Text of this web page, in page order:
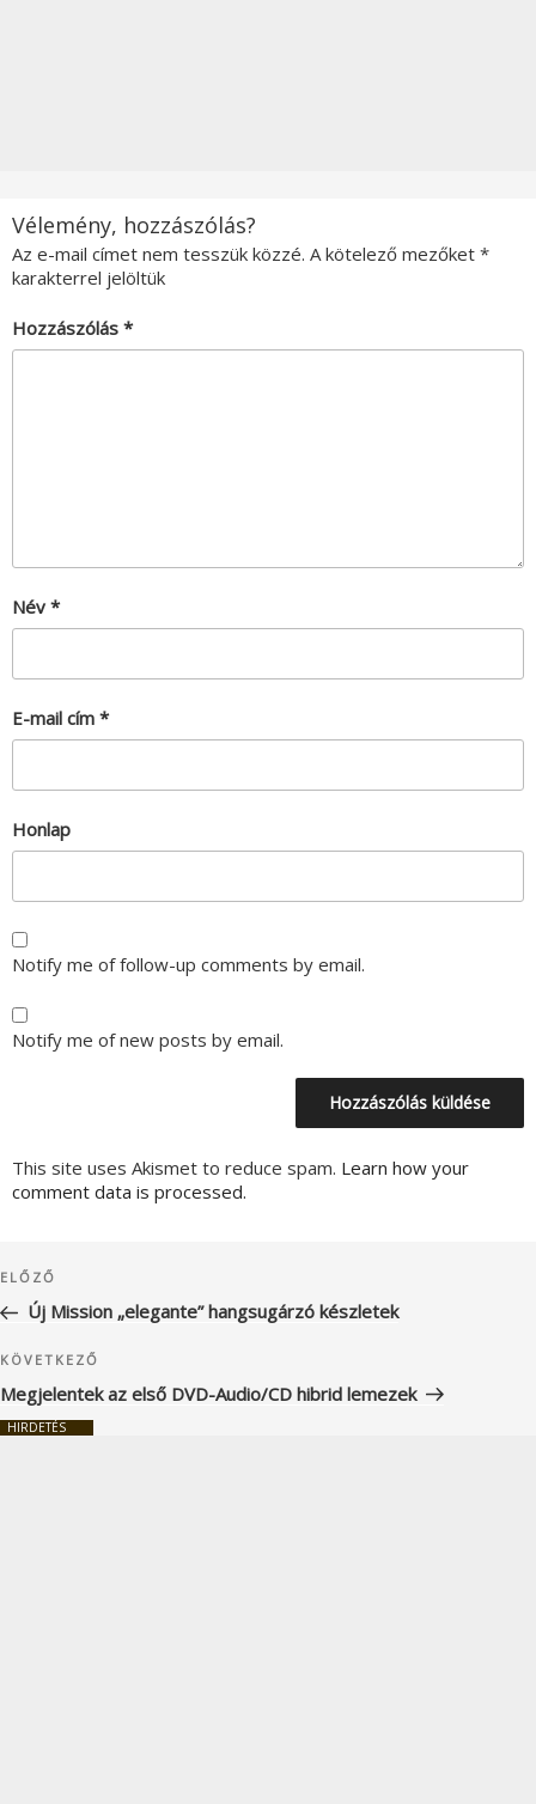
Vélemény, hozzászólás?
Az e-mail címet nem tesszük közzé. A kötelező mezőket *
karakterrel jelöltük
Hozzászólás *
Név *
E-mail cím *
Honlap
Notify me of follow-up comments by email.
Notify me of new posts by email.
This site uses Akismet to reduce spam. Learn how your
comment data is processed.
navigáció
Korábbi
bejegyzés
ELŐZŐ
Új Mission „elegante” hangsugárzó készletek
Következő
bejegyzés
KÖVETKEZŐ
Megjelentek az első DVD-Audio/CD hibrid lemezek
HIRDETÉS